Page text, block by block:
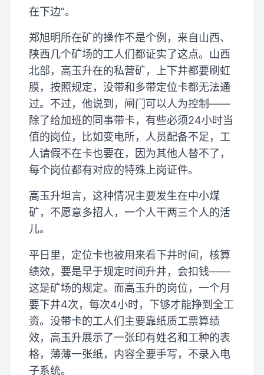
在下边”。
郑旭明所在矿的操作不是个例，来自山西、
陕西几个矿场的工人们都证实了这点。山西
北部，高玉升在的私营矿，上下井都要刷虹
膜，按照规定，没带和多带定位卡都无法通
过。不过，他说到，闸门可以人为控制——
除了给加班的同事带卡，有些必须24小时当
值的岗位，比如变电所，人员配备不足，工
人请假不在卡也要在，因为其他人替不了，
每个岗位都有对应的特殊上岗证件。
高玉升坦言，这种情况主要发生在中小煤
矿，不愿意多招人，一个人干两三个人的活
儿。
平日里，定位卡也被用来看下井时间，核算
绩效，要是早于规定时间升井，会扣钱——
这是矿场的规定。而高玉升的岗位，一个月
要下井4次，每次4小时，下够才能挣到全工
资。没带卡的工人们主要靠纸质工票算绩
效，高玉升展示了一张印有姓名和工种的表
格，薄薄一张纸，内容全要手写，不录入电
子系统。